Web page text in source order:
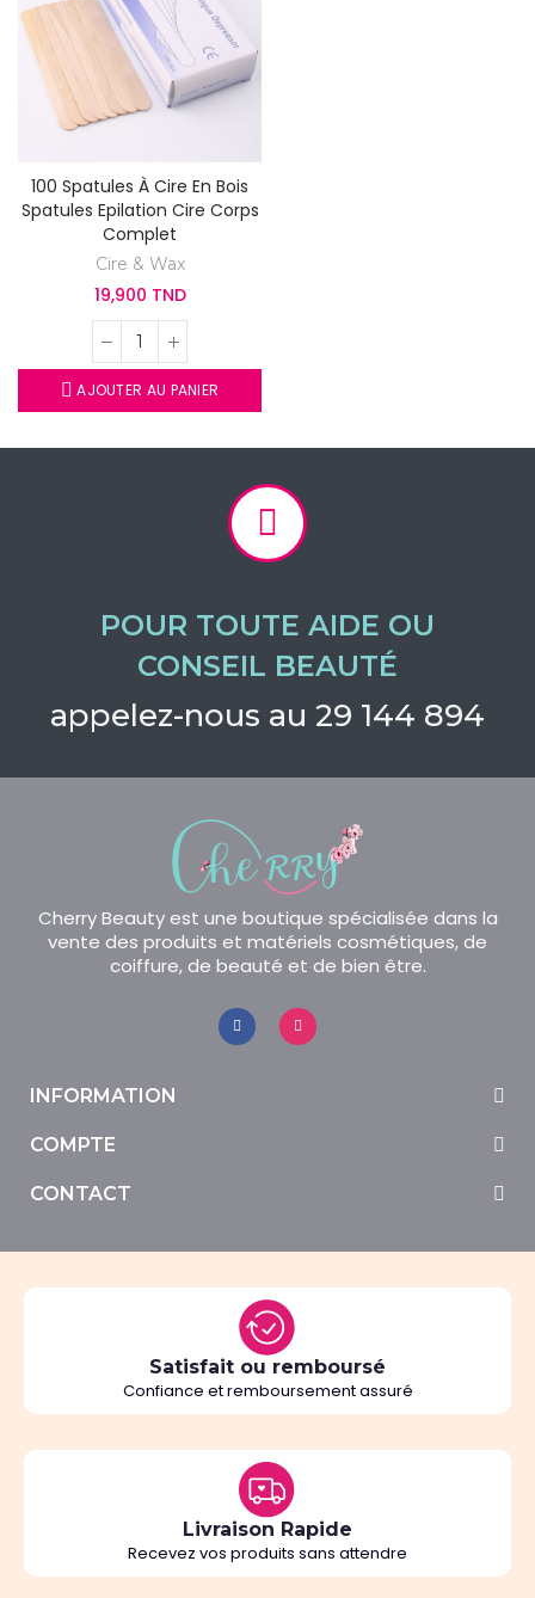
100 Spatules À Cire En Bois
Spatules Epilation Cire Corps
Complet
Cire & Wax
19,900 TND
AJOUTER AU PANIER
POUR TOUTE AIDE OU
CONSEIL BEAUTÉ
appelez-nous au 29 144 894
Cherry Beauty est une boutique spécialisée dans la
vente des produits et matériels cosmétiques, de
coiffure, de beauté et de bien être.
INFORMATION
COMPTE
CONTACT
Satisfait ou remboursé
Confiance et remboursement assuré
Livraison Rapide
Recevez vos produits sans attendre